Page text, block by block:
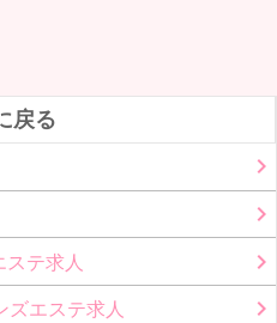
戻る
テ求人
ズエステ求人